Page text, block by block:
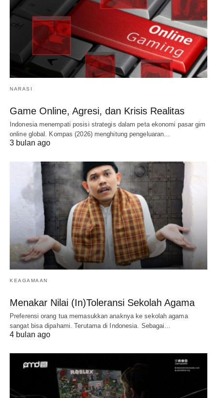
NARASI
Game Online, Agresi, dan Krisis Realitas
Indonesia menempati posisi strategis dalam peta ekonomi pasar gim
online global. Kompas (2026) menghitung pengeluaran…
3 bulan ago
KEAGAMAAN
Menakar Nilai (In)Toleransi Sekolah Agama
Preferensi orang tua memasukkan anaknya ke sekolah agama
sangat bisa dipahami. Terutama di Indonesia. Sebagai…
4 bulan ago